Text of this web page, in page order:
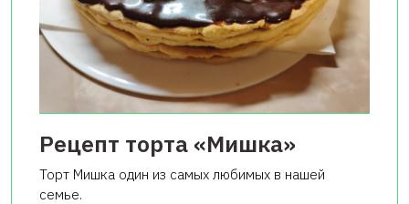
Рецепт торта «Мишка»
Торт Мишка один из самых любимых в нашей
семье.